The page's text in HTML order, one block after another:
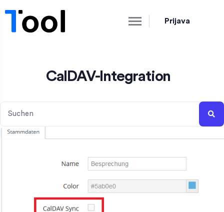
Prijava
CalDAV-Integration